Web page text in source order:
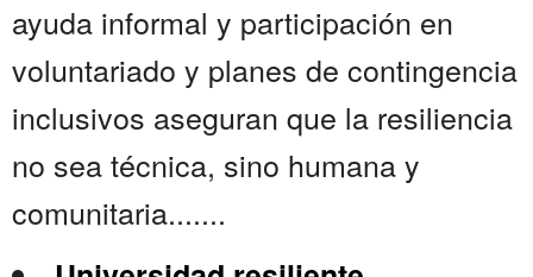
ayuda informal y participación en
voluntariado y planes de contingencia
inclusivos aseguran que la resiliencia
no sea técnica, sino humana y
comunitaria.......